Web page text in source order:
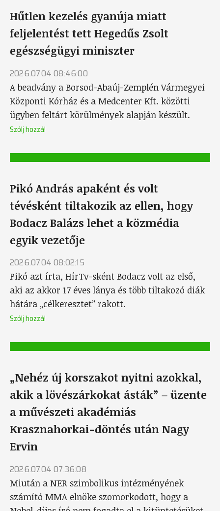
Hűtlen kezelés gyanúja miatt
feljelentést tett Hegedűs Zsolt
egészségügyi miniszter
2026.07.04 08:46:00
A beadvány a Borsod-Abaúj-Zemplén Vármegyei
Központi Kórház és a Medcenter Kft. közötti
ügyben feltárt körülmények alapján készült.
Szólj hozzá!
Pikó András apaként és volt
tévésként tiltakozik az ellen, hogy
Bodacz Balázs lehet a közmédia
egyik vezetője
2026.07.04 08:02:15
Pikó azt írta, HírTv-sként Bodacz volt az első,
aki az akkor 17 éves lánya és több tiltakozó diák
hátára „célkeresztet” rakott.
Szólj hozzá!
„Nehéz új korszakot nyitni azokkal,
akik a lövészárkokat ásták” – üzente
a művészeti akadémiás
Krasznahorkai-döntés után Nagy
Ervin
2026.07.04 07:36:08
Miután a NER szimbolikus intézményének
számító MMA elnöke szomorkodott, hogy a